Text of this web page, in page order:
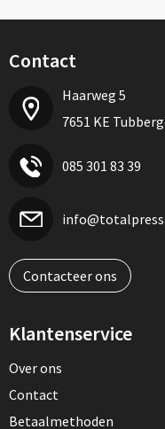
Contact
Haarweg 5
7651 KE
085 301 83 39
Contacteer ons
Klantenservice
Over ons
Contact
Betaalmethoden